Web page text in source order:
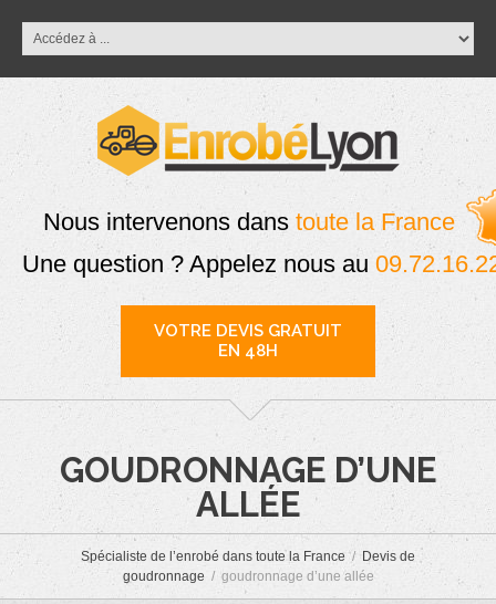
Nous intervenons dans toute la France
Une question ? Appelez nous au
VOTRE DEVIS GRATUIT
EN 48H
GOUDRONNAGE D’UNE
ALLÉE
Spécialiste de l’enrobé dans toute la France
Devis de
goudronnage
goudronnage d’une allée